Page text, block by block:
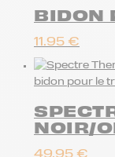
BIDON
11.95 €
bidon pour le
NOIR/